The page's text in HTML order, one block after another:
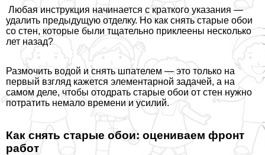
Любая инструкция начинается с краткого указания —
удалить предыдущую отделку. Но как снять старые обои
со стен, которые были тщательно приклеены несколько
лет назад?
Размочить водой и снять шпателем — это только на
первый взгляд кажется элементарной задачей, а на
самом деле, чтобы отодрать старые обои от стен нужно
потратить немало времени и усилий.
Как снять старые обои: оцениваем фронт
работ